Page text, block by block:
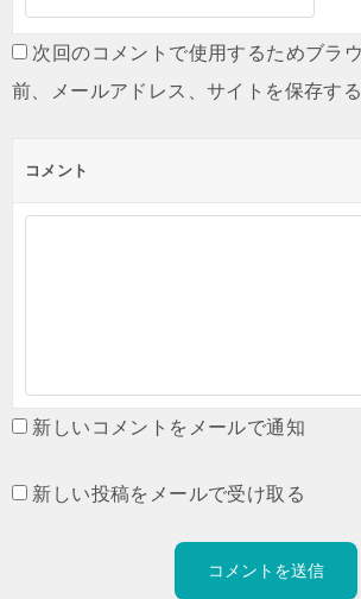
次回のコメントで使用するためブラ
前、メールアドレス、サイトを保存する
コメント
新しいコメントをメールで通知
新しい投稿をメールで受け取る